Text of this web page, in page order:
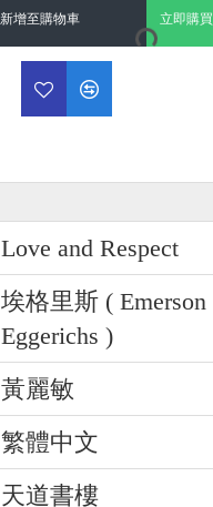
Love and Respect
埃格里斯 ( Emerson
Eggerichs )
黃麗敏
繁體中文
天道書樓
新增至購物車 立即購買